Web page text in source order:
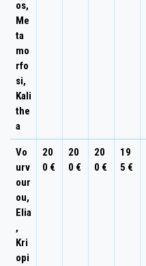
os,
Me
ta
mo
rfo
si,
Kali
the
a
Vo
urv
our
ou,
Elia
,
Kri
opi
20
0 €
20
0 €
20
0 €
19
5 €